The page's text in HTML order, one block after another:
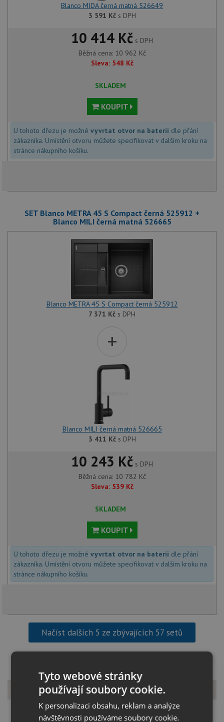
Blanco MIDA černá matná 526649
3 591 Kčs DPH
10 414 Kč s DPH
Běžná cena: 10 962 Kč
Sleva: 548 Kč
SKLADEM
KOUPIT
U tohoto dřezu je možné vyvrtat otvor na baterii dle přání
zákazníka. Umístění otvoru můžete specifikovat v dalším kroku na
stránce nákupního košíku.
SET Blanco METRA 45 S Compact černá 525912 +
Blanco MILI černá matná 526665
Blanco METRA 45 S Compact černá 525912
7 371 Kč s DPH
+
Blanco MILI černá matná 526665
3 411 Kčs DPH
10 243 Kč s DPH
Běžná cena: 10 782 Kč
Sleva: 539 Kč
SKLADEM
KOUPIT
U tohoto dřezu je možné vyvrtat otvor na baterii dle přání
zákazníka. Umístění otvoru můžete specifikovat v dalším kroku na
stránce nákupního košíku.
Načíst dalších 5 ze zbývajících 57 setů
Popis produktu
Tyto webové stránky
používají soubory cookie.
K personalizaci obsahu, reklam a analýze
návštěvnosti používáme soubory cookie.